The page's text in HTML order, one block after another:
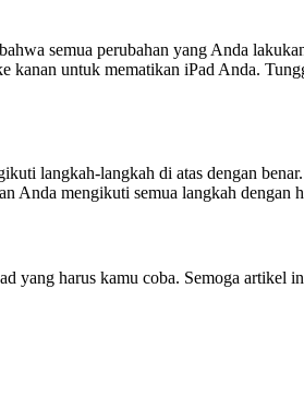
semua perubahan yang Anda
untuk mematikan iPad Anda.
langkah-langkah di atas dengan
Anda mengikuti semua langkah
yang harus kamu coba. Semoga